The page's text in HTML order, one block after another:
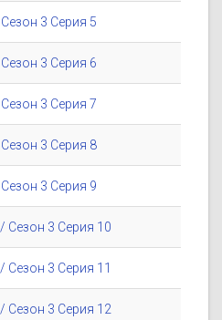
3 Серия 5
3 Серия 6
3 Серия 7
3 Серия 8
3 Серия 9
Сезон 3 Серия 10
Сезон 3 Серия 11
Сезон 3 Серия 12